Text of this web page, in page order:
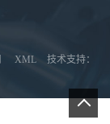
XML
技术支持：